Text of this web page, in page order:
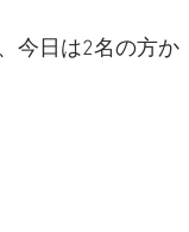
今日は2名の方か